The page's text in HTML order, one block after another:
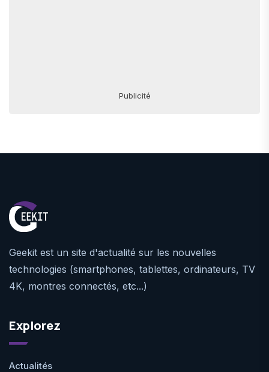
Publicité
Geekit est un site d'actualité sur les nouvelles
technologies (smartphones, tablettes, ordinateurs, TV
4K, montres connectés, etc...)
Explorez
Actualités